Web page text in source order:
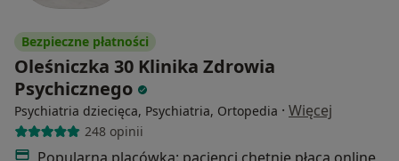
Bezpieczne płatności
Oleśniczka 30 Klinika Zdrowia
Psychicznego
Psychiatria dziecięca, Psychiatria, Ortopedia · Więcej
248 opinii